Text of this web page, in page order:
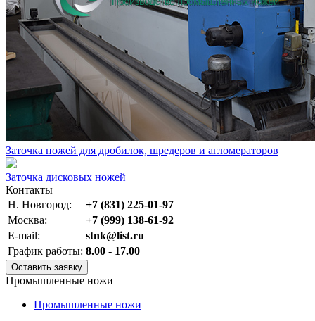
Заточка ножей для дробилок, шредеров и агломераторов
Заточка дисковых ножей
Контакты
Н. Новгород:
+7 (831) 225-01-97
Москва:
+7 (999) 138-61-92
E-mail:
stnk@list.ru
График работы: 8.00 - 17.00
Оставить заявку
Промышленные ножи
Промышленные ножи